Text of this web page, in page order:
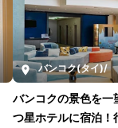
バンコク(タイ)/
バンコクの景色を
つ星ホテルに宿泊！